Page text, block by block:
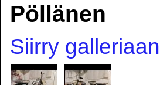
Pöllänen
Siirry galleriaan